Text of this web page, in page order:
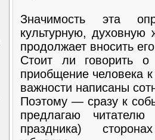
Значимость эта
культурную,
продолжает вносить
Стоит ли говорить
приобщение человека
важности написаны
Поэтому — сразу к
предлагаю
праздника)